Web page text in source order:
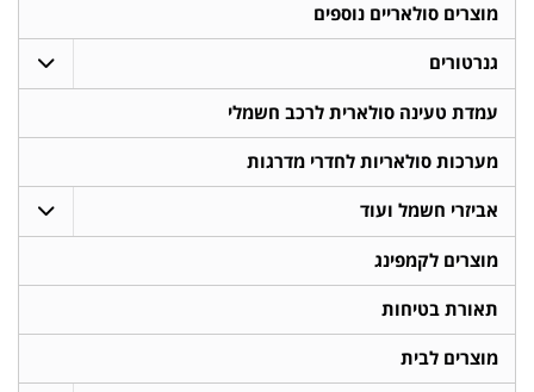
מוצרים סולאריים נוספים
גנרטורים
עמדת טעינה סולארית לרכב חשמלי
מערכות סולאריות לחדרי מדרגות
אביזרי חשמל ועוד
מוצרים לקמפינג
תאורת בטיחות
מוצרים לבית